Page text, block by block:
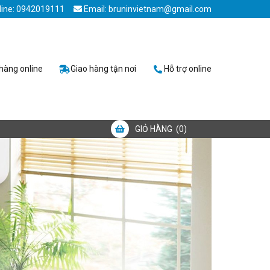
0942019111 Email: bruninvietnam@gmail.com
online Giao hàng tận nơi Hỗ trợ online
GIỎ HÀNG